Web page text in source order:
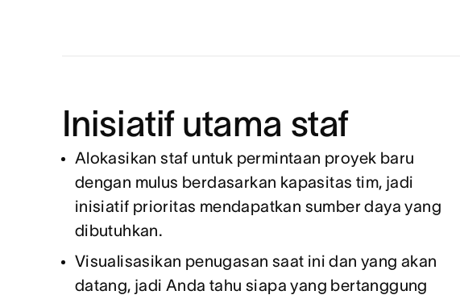
Inisiatif utama staf
Alokasikan staf untuk permintaan proyek baru
dengan mulus berdasarkan kapasitas tim, jadi
inisiatif prioritas mendapatkan sumber daya yang
dibutuhkan.
Visualisasikan penugasan saat ini dan yang akan
datang, jadi Anda tahu siapa yang bertanggung